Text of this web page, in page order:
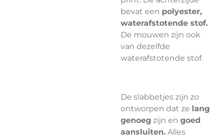
bevat een polyester,
waterafstotende stof.
De mouwen zijn ook
van dezelfde
waterafstotende stof.
De slabbetjes zijn zo
ontworpen dat ze lang
genoeg zijn en goed
aansluiten. Alles